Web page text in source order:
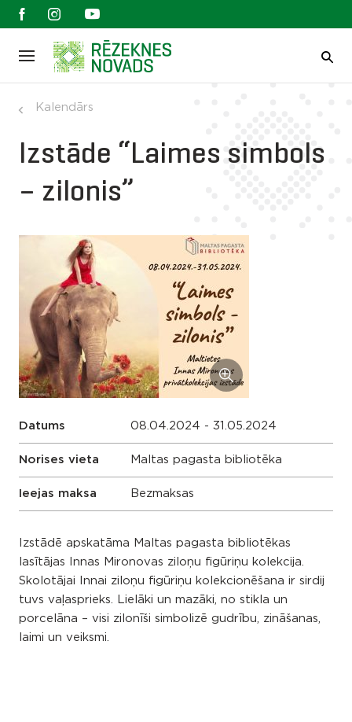
Kalendārs
Izstāde “Laimes simbols
– zilonis”
Datums 08.04.2024 - 31.05.2024
Norises vieta Maltas pagasta bibliotēka
Ieejas maksa Bezmaksas
Izstādē apskatāma Maltas pagasta bibliotēkas
lasītājas Innas Mironovas ziloņu figūriņu kolekcija.
Skolotājai Innai ziloņu figūriņu kolekcionēšana ir sirdij
tuvs vaļasprieks. Lielāki un mazāki, no stikla un
porcelāna – visi zilonīši simbolizē gudrību, zināšanas,
laimi un veiksmi.